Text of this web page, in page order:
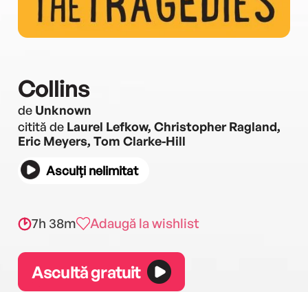
Collins
de Unknown
citită de Laurel Lefkow, Christopher Ragland,
Eric Meyers, Tom Clarke-Hill
Asculți nelimitat
7h 38m Adaugă la wishlist
Ascultă gratuit